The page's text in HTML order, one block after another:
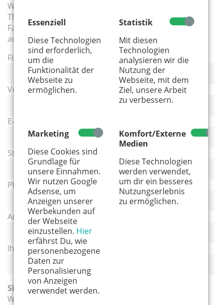
Essenziell
Diese Technologien
sind erforderlich,
um die
Funktionalität der
Webseite zu
ermöglichen.
Statistik
Mit diesen
Technologien
analysieren wir die
Nutzung der
Webseite, mit dem
Ziel, unsere Arbeit
zu verbessern.
Marketing
Diese Cookies sind
Grundlage für
unsere Einnahmen.
Wir nutzen Google
Adsense, um
Anzeigen unserer
Werbekunden auf
der Webseite
einzustellen. Hier
erfährst Du, wie
personenbezogene
Daten zur
Personalisierung
von Anzeigen
verwendet werden.
Komfort/Externe
Medien
Diese Technologien
werden verwendet,
um dir ein besseres
Nutzungserlebnis
zu ermöglichen.
Wir verschicken gern an Kitas, ärztliche Praxen und
Therapieeinrichtungen ... kurz: an alle Orte, an denen
Familien unterwegs sind. Bitte einfach das Formular
ausfüllen:
Firma
Vor- und Nachname
E-Mail
Straße und Hausnummer
PLZ und Ort*
Anzahl der Magazine*
Ihre Nachricht an uns:
Sicherheitsabfrage*
Wir wollen sicher sein, dass Sie kein Computer sind.